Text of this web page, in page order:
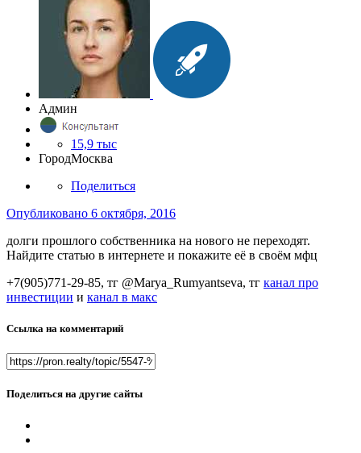
Админ
15,9 тыс
ГородМосква
Поделиться
Опубликовано 6 октября, 2016
долги прошлого собственника на нового не переходят.
Найдите статью в интернете и покажите её в своём мфц
+7(905)771-29-85, тг @Marya_Rumyantseva, тг канал про
инвестиции и канал в макс
Ссылка на комментарий
Поделиться на другие сайты